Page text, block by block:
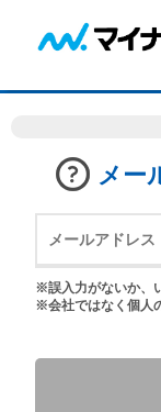
メー
※誤入力がないか、
※会社ではなく個人